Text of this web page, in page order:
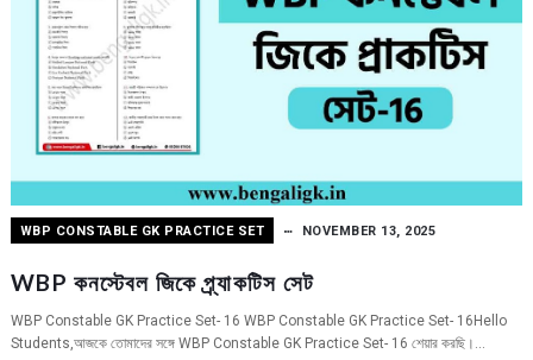
WBP CONSTABLE GK PRACTICE SET NOVEMBER 13, 2025
WBP কনস্টেবল জিকে প্র্যাকটিস সেট
WBP Constable GK Practice Set- 16 WBP Constable GK Practice Set- 16Hello
Students,আজকে তোমাদের সঙ্গে WBP Constable GK Practice Set- 16 শেয়ার করছি।...